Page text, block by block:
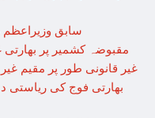
سابق وزیراعظم
مقبوضہ کشمیر پر بھارتی
غیر قانونی طور پر مقیم غیر